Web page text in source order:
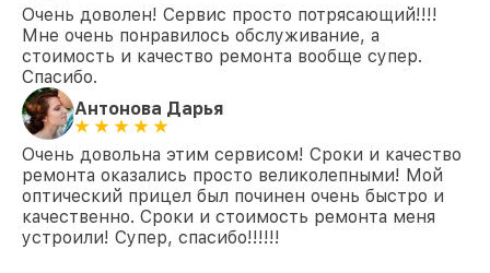
Очень доволен! Сервис просто потрясающий!!!!
Мне очень понравилось обслуживание, а
стоимость и качество ремонта вообще супер.
Спасибо.
Антонова Дарья
Очень довольна этим сервисом! Сроки и качество
ремонта оказались просто великолепными! Мой
оптический прицел был починен очень быстро и
качественно. Сроки и стоимость ремонта меня
устроили! Супер, спасибо!!!!!!